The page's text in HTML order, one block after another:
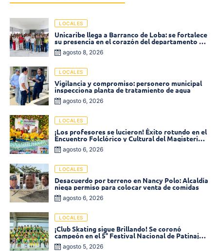
LOCALES
Unicaribe llega a Barranco de Loba: se fortalece
su presencia en el corazón del departamento de
Bolívar
agosto 8, 2026
LOCALES
Vigilancia y compromiso: personero municipal
inspecciona planta de tratamiento de agua
agosto 6, 2026
LOCALES
¡Los profesores se lucieron! Éxito rotundo en el
Encuentro Folclórico y Cultural del Magisterio
2026 en Ciénaga
agosto 6, 2026
LOCALES
Desacuerdo por terreno en Nancy Polo: Alcaldía
niega permiso para colocar venta de comidas
agosto 6, 2026
LOCALES
¡Club Skating sigue Brillando! Se coronó
campeón en el 5° Festival Nacional de Patinaje
«Soledad sobre Ruedas»
agosto 5, 2026